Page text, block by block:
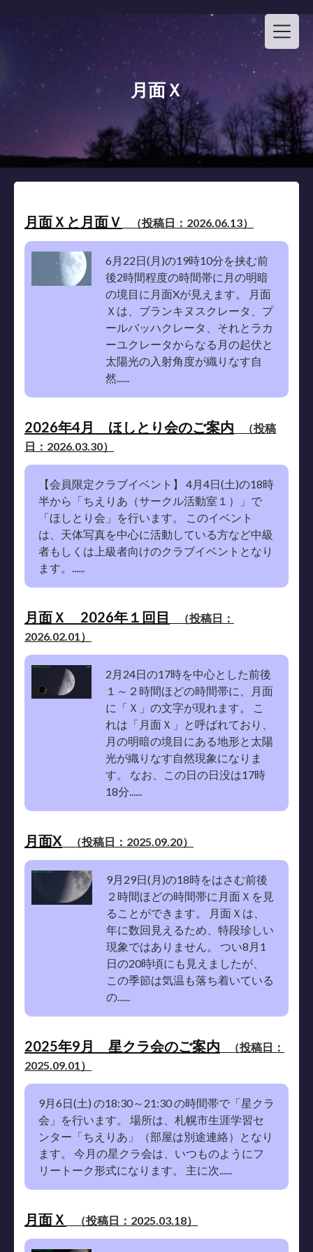
月面Ｘ
月面Ｘと月面Ｖ （投稿日：2026.06.13）
6月22日(月)の19時10分を挟む前
後2時間程度の時間帯に月の明暗
の境目に月面Xが見えます。 月面
Ｘは、ブランキヌスクレータ、プ
ールバッハクレータ、それとラカ
ーユクレータからなる月の起伏と
太陽光の入射角度が織りなす自
然......
2026年4月 ほしとり会のご案内 （投稿
日：2026.03.30）
【会員限定クラブイベント】 4月4日(土)の18時
半から「ちえりあ（サークル活動室１）」で
「ほしとり会」を行います。 このイベント
は、天体写真を中心に活動している方など中級
者もしくは上級者向けのクラブイベントとなり
ます。......
月面Ｘ 2026年１回目
（投稿日：
2026.02.01）
2月24日の17時を中心とした前後
１～２時間ほどの時間帯に、月面
に「Ｘ」の文字が現れます。 こ
れは「月面Ｘ」と呼ばれており、
月の明暗の境目にある地形と太陽
光が織りなす自然現象になりま
す。 なお、この日の日没は17時
18分......
月面X （投稿日：2025.09.20）
9月29日(月)の18時をはさむ前後
２時間ほどの時間帯に月面Ｘを見
ることができます。 月面Ｘは、
年に数回見えるため、特段珍しい
現象ではありません。 つい8月1
日の20時頃にも見えましたが、
この季節は気温も落ち着いている
の......
2025年9月 星クラ会のご案内 （投稿日：
2025.09.01）
9月6日(土) の18:30～21:30 の時間帯で「星クラ
会」を行います。 場所は、札幌市生涯学習セ
ンター「ちえりあ」（部屋は別途連絡）となり
ます。 今月の星クラ会は、いつものようにフ
リートーク形式になります。 主に次......
月面Ｘ （投稿日：2025.03.18）